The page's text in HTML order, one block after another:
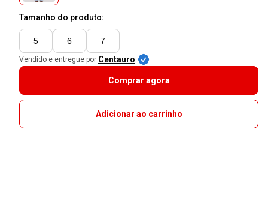
Tamanho do produto:
5 6 7
Vendido e entregue por Centauro
Comprar agora
Adicionar ao carrinho